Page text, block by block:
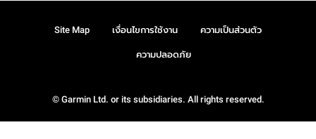
© Garmin Ltd. or its subsidiaries. All rights reserved.
Site Map เงื่อนไขการใช้งาน ความเป็นส่วนตัว
ความปลอดภัย